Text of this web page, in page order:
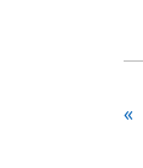
«